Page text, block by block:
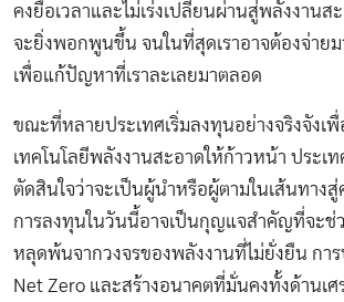
คงยื้อเวลาและไม่เร่งเปลี่ยนผ่านสู่พลังงานส
จะยิ่งพอกพูนขึ้น จนในที่สุดเราอาจต้องจ่ายม
เพื่อแก้ปัญหาที่เราละเลยมาตลอด
ขณะที่หลายประเทศเริ่มลงทุนอย่างจริงจังเ
เทคโนโลยีพลังงานสะอาดให้ก้าวหน้า ประเท
ตัดสินใจว่าจะเป็นผู้นำหรือผู้ตามในเส้นทางสู่
การลงทุนในวันนี้อาจเป็นกุญแจสำคัญที่จะช่ว
หลุดพ้นจากวงจรของพลังงานที่ไม่ยั่งยืน การ
Net Zero และสร้างอนาคตที่มั่นคงทั้งด้านเ